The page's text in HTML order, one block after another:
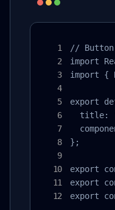
//
import
import {
export
title:
};
export
export
export